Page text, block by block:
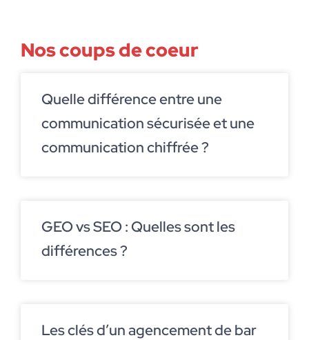
Nos coups de coeur
Quelle différence entre une
communication sécurisée et une
communication chiffrée ?
GEO vs SEO : Quelles sont les
différences ?
Les clés d’un agencement de bar